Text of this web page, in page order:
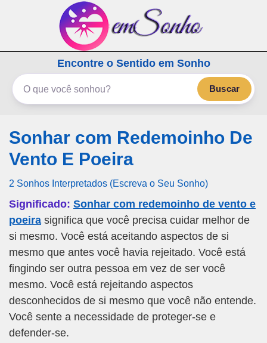
emSonho.com
Os sonhos significam mais
Encontre o Sentido em Sonho
Buscar
Sonhar com Redemoinho De
Vento E Poeira
2 Sonhos Interpretados (Escreva o Seu Sonho)
Significado: Sonhar com redemoinho de vento e
poeira significa que você precisa cuidar melhor de
si mesmo. Você está aceitando aspectos de si
mesmo que antes você havia rejeitado. Você está
fingindo ser outra pessoa em vez de ser você
mesmo. Você está rejeitando aspectos
desconhecidos de si mesmo que você não entende.
Você sente a necessidade de proteger-se e
defender-se.